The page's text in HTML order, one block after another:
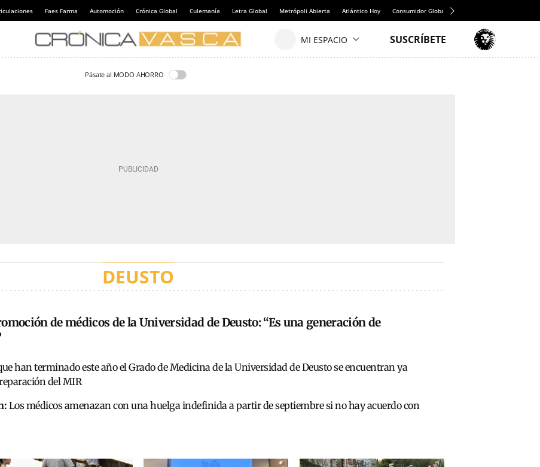
Faes Farma Automoción Crónica Global Culemanía Letra Global Metrópoli Abierta Atlántico Hoy Consumidor Global
Pásate al MODO AHORRO
DEUSTO
de médicos de la Universidad de Deusto: “Es una generación de
han terminado este año el Grado de Medicina de la Universidad de Deusto se encuentran ya
del MIR
Los médicos amenazan con una huelga indefinida a partir de septiembre si no hay acuerdo con